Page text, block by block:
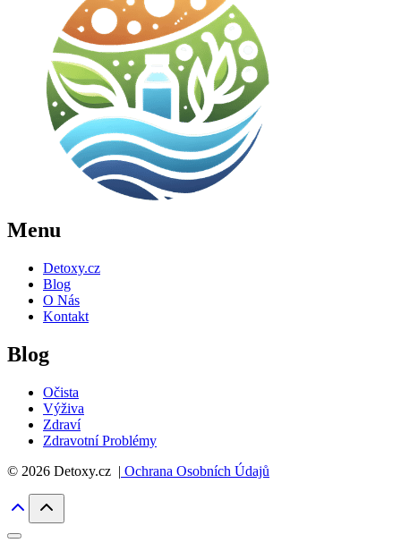
Menu
Detoxy.cz
Blog
O Nás
Kontakt
Blog
Očista
Výživa
Zdraví
Zdravotní Problémy
© 2026 Detoxy.cz | Ochrana Osobních Údajů